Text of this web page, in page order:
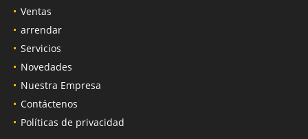
Ventas
arrendar
Servicios
Novedades
Nuestra Empresa
Contáctenos
Políticas de privacidad